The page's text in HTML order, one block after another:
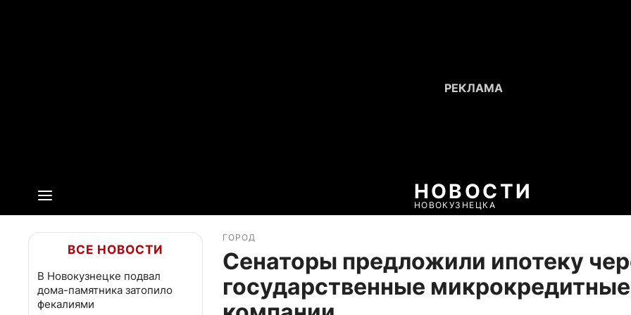
НОВОСТИ
НОВОКУЗНЕЦКА
ВСЕ НОВОСТИ
В Новокузнецке подвал
дома-памятника затопило
фекалиями
ГОРОД
Сенаторы предложили ипотеку
государственные микрокредитные